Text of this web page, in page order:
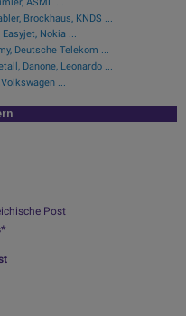
Brockhaus, KNDS ...
Easyjet, Nokia ...
Deutsche Telekom ...
Danone, Leonardo ...
...
Post